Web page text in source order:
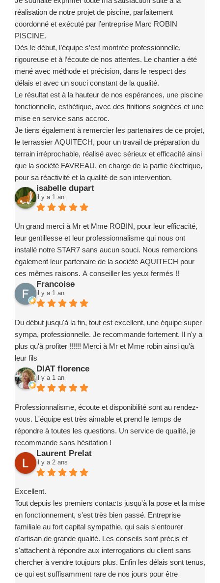
réalisation de notre projet de piscine, parfaitement
coordonné et exécuté par l’entreprise Marc ROBIN
PISCINE.
Dès le début, l’équipe s’est montrée professionnelle,
rigoureuse et à l’écoute de nos attentes. Le chantier a été
mené avec méthode et précision, dans le respect des
délais et avec un souci constant de la qualité.
Le résultat est à la hauteur de nos espérances, une piscine
fonctionnelle, esthétique, avec des finitions soignées et une
mise en service sans accroc.
Je tiens également à remercier les partenaires de ce projet,
le terrassier AQUITECH, pour un travail de préparation du
terrain irréprochable, réalisé avec sérieux et efficacité ainsi
que la société FAVREAU, en charge de la partie électrique,
pour sa réactivité et la qualité de son intervention.
Ce projet a été un exemple de coordination réussie, grâce à
des intervenants compétents, fiables et investis.
Je recommande sans la moindre hésitation l’entreprise
Marc ROBIN PISCINE et ses partenaires à toute personne
souhaitant concrétiser un projet de piscine en toute
confiance.
isabelle dupart
il y a 1 an
Un grand merci à Mr et Mme ROBIN, pour leur efficacité,
leur gentillesse et leur professionnalisme qui nous ont
installé notre STAR7 sans aucun souci. Nous remercions
également leur partenaire de la société AQUITECH pour
ces mêmes raisons. A conseiller les yeux fermés !!
Francoise
il y a 1 an
Du début jusqu'à la fin, tout est excellent, une équipe super
sympa, professionnelle. Je recommande fortement. Il n'y a
plus qu'à profiter !!!!!! Merci à Mr et Mme robin ainsi qu'à
leur fils
DIAT florence
il y a 1 an
Professionnalisme, écoute et disponibilité sont au rendez-
vous. L'équipe est très aimable et prend le temps de
répondre à toutes les questions. Un service de qualité, je
recommande sans hésitation !
Laurent Prelat
il y a 2 ans
Excellent.
Tout depuis les premiers contacts jusqu'à la pose et la mise
en fonctionnement, s'est très bien passé. Entreprise
familiale au fort capital sympathie, qui sais s'entourer
d'artisan de grande qualité. Les conseils sont précis et
s'attachent à répondre aux interrogations du client sans
chercher à vendre toujours plus. Enfin les délais sont tenus,
ce qui est suffisamment rare de nos jours pour être